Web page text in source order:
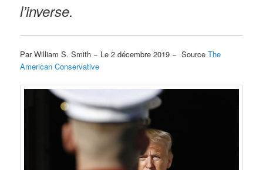
l’inverse.
Par William S. Smith − Le 2 décembre 2019 − SourceThe
American Conservative